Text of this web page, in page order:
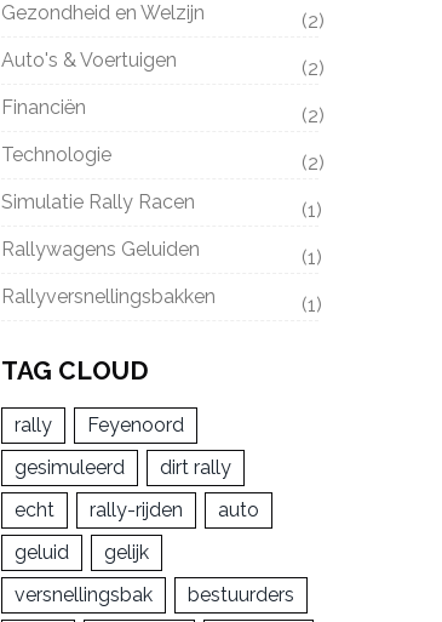
Gezondheid en Welzijn
(2)
Auto's & Voertuigen
(2)
Financiën
(2)
Technologie
(2)
Simulatie Rally Racen
(1)
Rallywagens Geluiden
(1)
Rallyversnellingsbakken
(1)
TAG CLOUD
rally
Feyenoord
gesimuleerd
dirt rally
echt
rally-rijden
auto
geluid
gelijk
versnellingsbak
bestuurders